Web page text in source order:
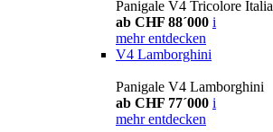
Panigale V4 Tricolore Italia
ab CHF 88´000 i
mehr entdecken
V4 Lamborghini
Panigale V4 Lamborghini
ab CHF 77´000 i
mehr entdecken